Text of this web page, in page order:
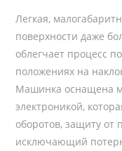
Легкая,
поверхности даже
облегчает процесс
положениях на
Машинка оснащена
электроникой,
оборотов, защиту от
исключающий